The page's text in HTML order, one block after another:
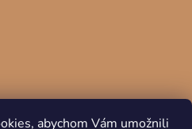
abychom Vám umožnili